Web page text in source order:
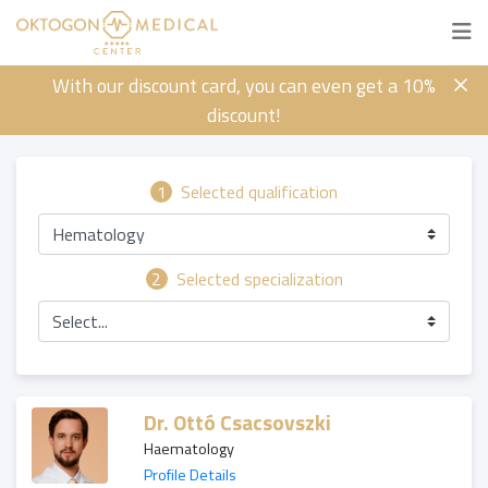
With our discount card, you can even get a 10%
discount!
1
Selected qualification
Hematology
2
Selected specialization
Select...
Dr. Ottó Csacsovszki
Haematology
Profile Details